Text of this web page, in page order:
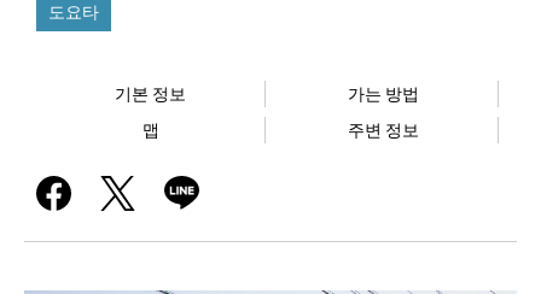
도요타
기본 정보
가는 방법
맵
주변 정보